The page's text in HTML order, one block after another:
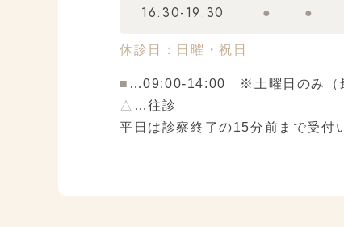
16:30-19:30 ● ●
休診日：日曜・祝日
■ …09:00-14:00 ※土曜日のみ（
△ …往診
平日は診察終了の15分前まで受付